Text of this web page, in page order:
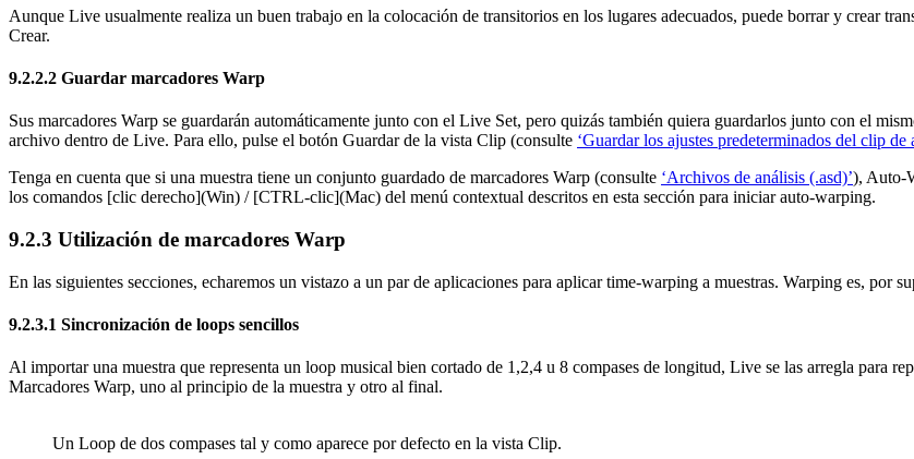
Aunque Live usualmente realiza un buen trabajo en la colocación de transitorios en los lugares adecuados, puede borrar y crear
Crear.
9.2.2.2 Guardar marcadores Warp
Sus marcadores Warp se guardarán automáticamente junto con el Live Set, pero quizás también quiera guardarlos junto con el
archivo dentro de Live. Para ello, pulse el botón Guardar de la vista Clip (consulte ‘Guardar los ajustes predeterminados del clip de
Tenga en cuenta que si una muestra tiene un conjunto guardado de marcadores Warp (consulte ‘Archivos de análisis (.asd)’), Auto-
los comandos [clic derecho](Win) / [CTRL-clic](Mac) del menú contextual descritos en esta sección para iniciar auto-warping.
9.2.3 Utilización de marcadores Warp
En las siguientes secciones, echaremos un vistazo a un par de aplicaciones para aplicar time-warping a muestras. Warping es, por
9.2.3.1 Sincronización de loops sencillos
Al importar una muestra que representa un loop musical bien cortado de 1,2,4 u 8 compases de longitud, Live se las arregla para
Marcadores Warp, uno al principio de la muestra y otro al final.
Un Loop de dos compases tal y como aparece por defecto en la vista Clip.